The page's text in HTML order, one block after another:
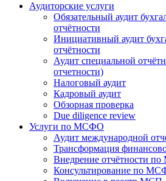
Аудиторские услуги
Обязательный аудит
отчётности
Инициативный аудит
отчётности
Аудит специальной
отчетности)
Налоговый аудит
Кадровый аудит
Обзорная проверка
Due diligence review
Услуги по МСФО
Аудит международной
Трансформация
Внедрение отчётности
Консультирование по